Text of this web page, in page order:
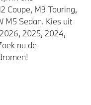
Coupe, M3 Touring,
M5 Sedan. Kies uit
2025, 2024,
nu de